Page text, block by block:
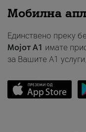
Мобилна
Единствено преку
Мојот A1 имате
за Вашите A1